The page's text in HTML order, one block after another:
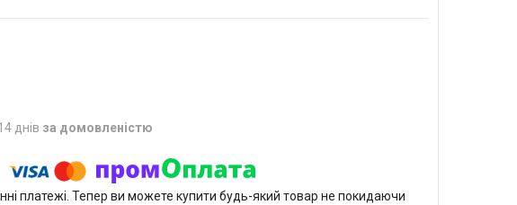
днів за домовленістю
платежі. Тепер ви можете купити будь-який товар не покидаючи